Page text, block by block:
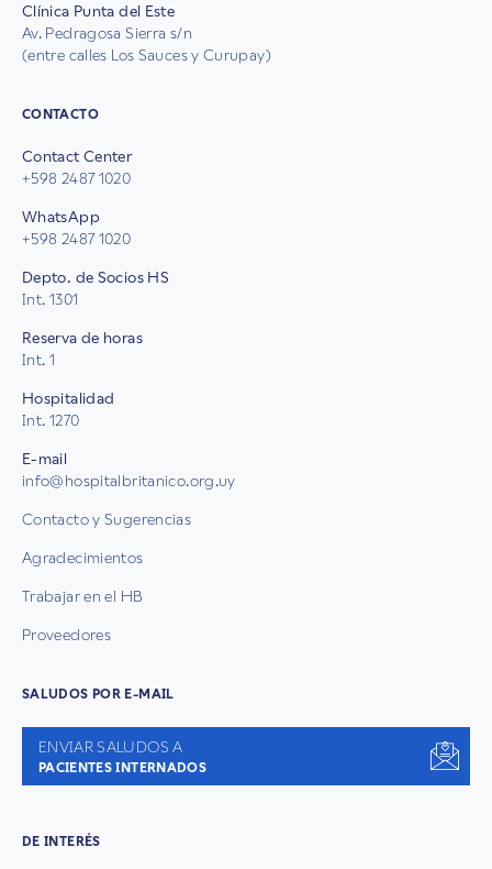
Clínica Punta del Este
Av. Pedragosa Sierra s/n
(entre calles Los Sauces y Curupay)
CONTACTO
Contact Center
+598 2487 1020
WhatsApp
+598 2487 1020
Depto. de Socios HS
Int. 1301
Reserva de horas
Int. 1
Hospitalidad
Int. 1270
E-mail
info@hospitalbritanico.org.uy
Contacto y Sugerencias
Agradecimientos
Trabajar en el HB
Proveedores
SALUDOS POR E-MAIL
ENVIAR SALUDOS A
PACIENTES INTERNADOS
DE INTERÉS